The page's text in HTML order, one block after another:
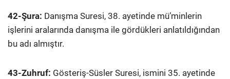
42-Şura: Danışma Suresi, 38. ayetinde mü’minlerin
işlerini aralarında danışma ile gördükleri anlatıldığından
bu adı almıştır.
43-Zuhruf: Gösteriş-Süsler Suresi, ismini 35. ayetinde